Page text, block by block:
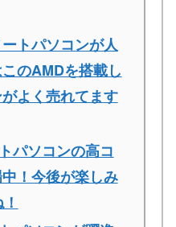
トパソコンが人
のAMDを搭載し
よく売れてます
パソコンの高コ
！今後が楽しみ